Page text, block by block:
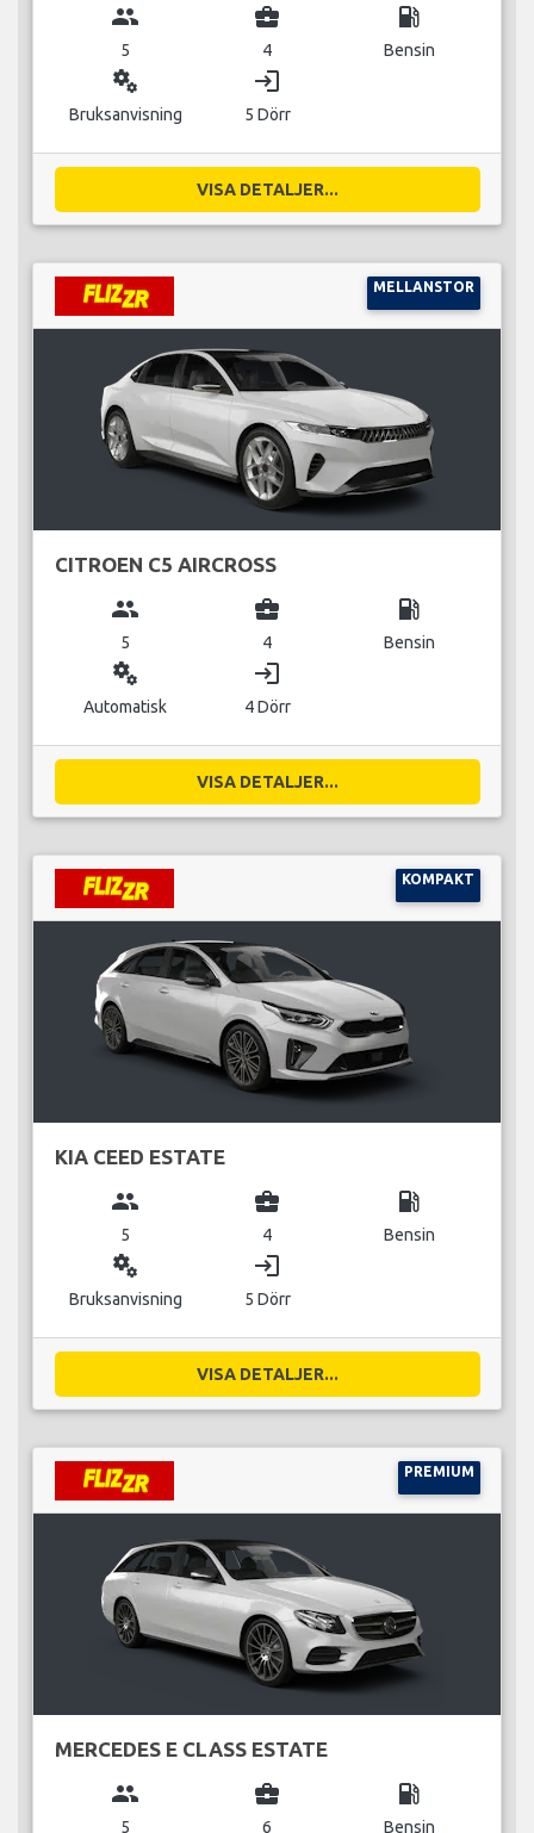
group
5
business_center
4
local_gas_station
Bensin
miscellaneous_services
Bruksanvisning
login
5 Dörr
VISA DETALJER...
MELLANSTOR
CITROEN C5 AIRCROSS
group
5
business_center
4
local_gas_station
Bensin
miscellaneous_services
Automatisk
login
4 Dörr
VISA DETALJER...
KOMPAKT
KIA CEED ESTATE
group
5
business_center
4
local_gas_station
Bensin
miscellaneous_services
Bruksanvisning
login
5 Dörr
VISA DETALJER...
PREMIUM
MERCEDES E CLASS ESTATE
group
5
business_center
6
local_gas_station
Bensin